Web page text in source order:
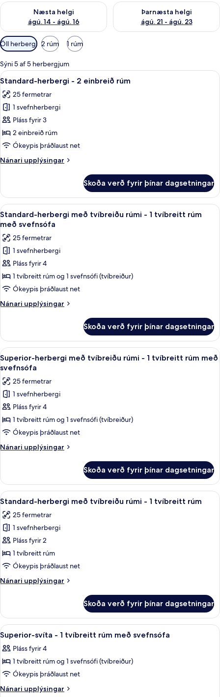
Næsta helgi
ágú. 14 - ágú. 16
Athuga framboð næstu helgi ágú. 14 - ágú. 16
Þarnæsta helgi
ágú. 21 - ágú. 23
Athuga framboð þarnæstu
Síur
í
boði
fyrir
herbergi
Öll herbergi 2 rúm 1 rúm
Sýni 5 af 5 herbergjum
Skoða
allar
myndir
fyrir
Standard-
herbergi
-
einbreið
Sturta, regnsturtuhaus, vistvænar
5
Standard-herbergi - 2 einbreið rúm
25 fermetrar
1 svefnherbergi
Pláss fyrir 3
2 einbreið rúm
Ókeypis þráðlaust net
Nánari upplýsingar
Nánari
herbergi
2
einbreið
Skoða verð fyrir þínar dagsetningar
Skoða
allar
myndir
fyrir
Standard-
herbergi
með
tvíbreiðu
rúmi
-
tvíbreitt
rúm
með
svefnsófa
Öryggishólf í herbergi,
7
Standard-herbergi með tvíbreiðu rúmi - 1 tvíbreitt rúm
með svefnsófa
25 fermetrar
1 svefnherbergi
Pláss fyrir 4
1 tvíbreitt rúm og 1 svefnsófi (tvíbreiður)
Ókeypis þráðlaust net
Nánari upplýsingar
Nánari
herbergi
með
tvíbreiðu
rúmi
tvíbreitt
rúm
með
svefnsófa
Skoða verð fyrir þínar dagsetningar
Skoða
allar
myndir
fyrir
Superior-
herbergi
með
tvíbreiðu
rúmi
-
tvíbreitt
rúm
með
svefnsófa
Öryggishólf í herbergi,
7
Superior-herbergi með tvíbreiðu rúmi - 1 tvíbreitt rúm með
svefnsófa
25 fermetrar
1 svefnherbergi
Pláss fyrir 4
1 tvíbreitt rúm og 1 svefnsófi (tvíbreiður)
Ókeypis þráðlaust net
Nánari upplýsingar
Nánari
herbergi
með
tvíbreiðu
rúm
með
svefnsófa
Skoða verð fyrir þínar dagsetningar
Skoða
allar
myndir
fyrir
Standard-
herbergi
með
rúmi
tvíbreitt
rúm
Standard-herbergi með tvíbreiðu
5
Standard-herbergi með tvíbreiðu rúmi - 1 tvíbreitt rúm
25 fermetrar
1 svefnherbergi
Pláss fyrir 2
1 tvíbreitt rúm
Ókeypis þráðlaust net
Nánari upplýsingar
Nánari
herbergi
með
tvíbreiðu
rúmi
-
tvíbreitt
rúm
Skoða verð fyrir þínar dagsetningar
Skoða
allar
myndir
fyrir
Superior-
svíta
Superior-svíta - 1 tvíbreitt rúm með
6
Superior-svíta - 1 tvíbreitt rúm með svefnsófa
Pláss fyrir 4
1 tvíbreitt rúm og 1 svefnsófi (tvíbreiður)
Ókeypis þráðlaust net
Nánari upplýsingar
Nánari